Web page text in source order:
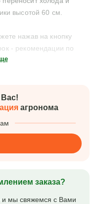
высотой 60 см.
нажав на кнопку
- рекомендации по
агронома
заказа?
и мы свяжемся с Вами